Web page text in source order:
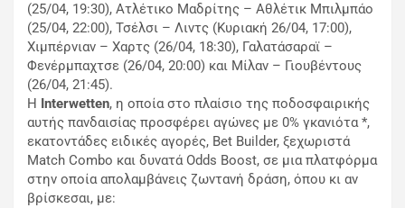
(25/04, 19:30), Ατλέτικο Μαδρίτης – Αθλέτικ Μπιλμπάο
(25/04, 22:00), Τσέλσι – Λιντς (Κυριακή 26/04, 17:00),
Χιμπέρνιαν – Χαρτς (26/04, 18:30), Γαλατάσαραϊ –
Φενέρμπαχτσε (26/04, 20:00) και Μίλαν – Γιουβέντους
(26/04, 21:45).
Η
Interwetten, η οποία στο πλαίσιο της ποδοσφαιρικής
αυτής πανδαισίας προσφέρει αγώνες με 0% γκανιότα *,
εκατοντάδες ειδικές αγορές, Bet Builder, ξεχωριστά
Match Combo και δυνατά Odds Boost, σε μια πλατφόρμα
στην οποία απολαμβάνεις ζωντανή δράση, όπου κι αν
βρίσκεσαι, με: